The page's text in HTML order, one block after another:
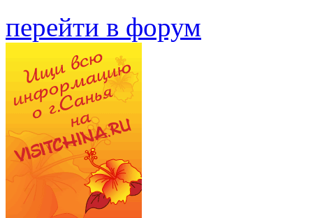
перейти в форум